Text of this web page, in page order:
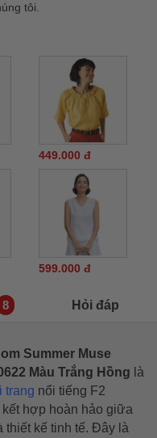
tôi.
449.000 đ
599.000 đ
8 Hỏi đáp
Summer Muse
Màu Trắng Hồng là
trang nổi tiếng F2
kết hợp hoàn hảo giữa
thiết kế tinh tế. Đây là